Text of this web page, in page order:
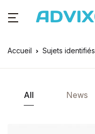
Accueil Sujets
All News